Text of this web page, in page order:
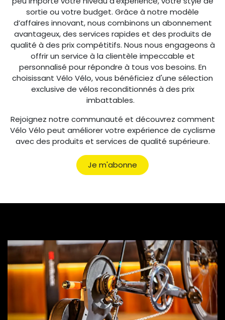
sortie ou votre budget. Grâce à notre modèle
d’affaires innovant, nous combinons un abonnement
avantageux, des services rapides et des produits de
qualité à des prix compétitifs. Nous nous engageons à
offrir un service à la clientèle impeccable et
personnalisé pour répondre à tous vos besoins. En
choisissant Vélo Vélo, vous bénéficiez d'une sélection
exclusive de vélos reconditionnés à des prix
imbattables.
Rejoignez notre communauté et découvrez comment
Vélo Vélo peut améliorer votre expérience de cyclisme
avec des produits et services de qualité supérieure.
Je m'abonne